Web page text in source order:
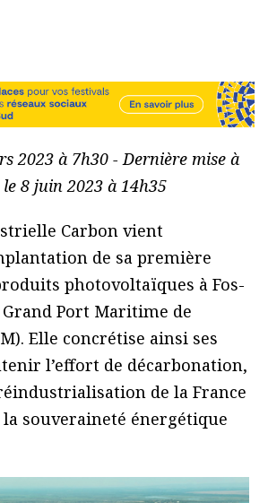
2023 à 7h30 - Dernière mise à
8 juin 2023 à 14h35
Carbon vient
de sa première
photovoltaïques à Fos-
Port Maritime de
Elle concrétise ainsi ses
l’effort de décarbonation,
de la France
souveraineté énergétique